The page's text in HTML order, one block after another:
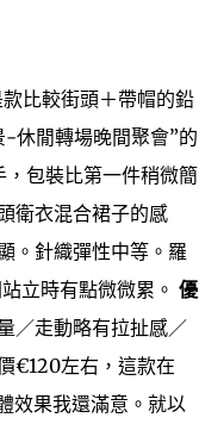
比較街頭＋帶帽的鉛
休閒轉場晚間聚會”的
包裝比第一件稍微簡
衛衣混合裙子的感
。針織彈性中等。羅
立時有點微微累。 優
／走動略有拉扯感／
€120左右，這款在
效果我還滿意。就以